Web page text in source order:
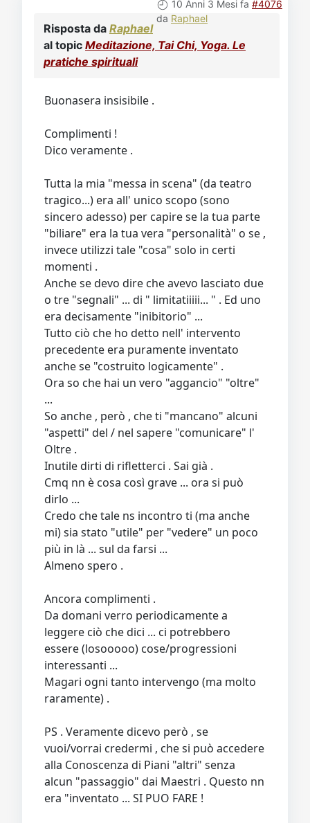
10 Anni 3 Mesi fa #4076
da Raphael
Risposta da Raphael
al topic Meditazione, Tai Chi, Yoga. Le
pratiche spirituali
Buonasera insisibile .
Complimenti !
Dico veramente .
Tutta la mia "messa in scena" (da teatro
tragico...) era all' unico scopo (sono
sincero adesso) per capire se la tua parte
"biliare" era la tua vera "personalità" o se ,
invece utilizzi tale "cosa" solo in certi
momenti .
Anche se devo dire che avevo lasciato due
o tre "segnali" ... di " limitatiiiii... " . Ed uno
era decisamente "inibitorio" ...
Tutto ciò che ho detto nell' intervento
precedente era puramente inventato
anche se "costruito logicamente" .
Ora so che hai un vero "aggancio" "oltre"
...
So anche , però , che ti "mancano" alcuni
"aspetti" del / nel sapere "comunicare" l'
Oltre .
Inutile dirti di rifletterci . Sai già .
Cmq nn è cosa così grave ... ora si può
dirlo ...
Credo che tale ns incontro ti (ma anche
mi) sia stato "utile" per "vedere" un poco
più in là ... sul da farsi ...
Almeno spero .
Ancora complimenti .
Da domani verro periodicamente a
leggere ciò che dici ... ci potrebbero
essere (losooooo) cose/progressioni
interessanti ...
Magari ogni tanto intervengo (ma molto
raramente) .
PS . Veramente dicevo però , se
vuoi/vorrai credermi , che si può accedere
alla Conoscenza di Piani "altri" senza
alcun "passaggio" dai Maestri . Questo nn
era "inventato ... SI PUO FARE !